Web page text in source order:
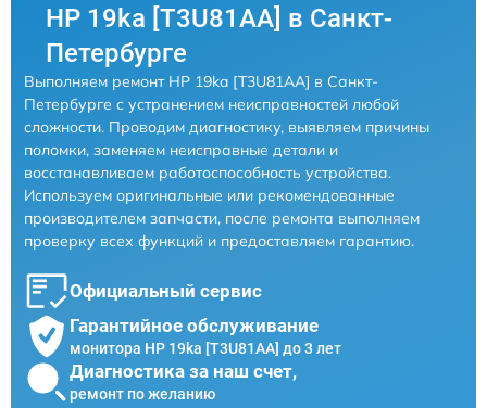
HP 19ka [T3U81AA] в Санкт-
Петербурге
Выполняем ремонт HP 19ka [T3U81AA] в Санкт-
Петербурге с устранением неисправностей любой
сложности. Проводим диагностику, выявляем причины
поломки, заменяем неисправные детали и
восстанавливаем работоспособность устройства.
Используем оригинальные или рекомендованные
производителем запчасти, после ремонта выполняем
проверку всех функций и предоставляем гарантию.
Официальный сервис
Гарантийное обслуживание
монитора HP 19ka [T3U81AA] до 3 лет
Диагностика за наш счет,
ремонт по желанию